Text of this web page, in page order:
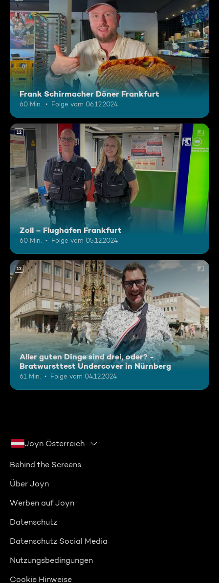
Frank Schirmacher Döner Frankfurt
60 Min. Folge vom 06.12.2024
12
Zoll – Flughafen Frankfurt
60 Min. Folge vom 05.12.2024
12
Aller guten Dinge sind drei, oder? -
Bratwursttest Undercover in Nürnberg
61 Min. Folge vom 04.12.2024
Joyn Österreich
Behind the Screens
Über Joyn
Werben auf Joyn
Datenschutz
Datenschutz Social Media
Nutzungsbedingungen
Cookie Hinweise